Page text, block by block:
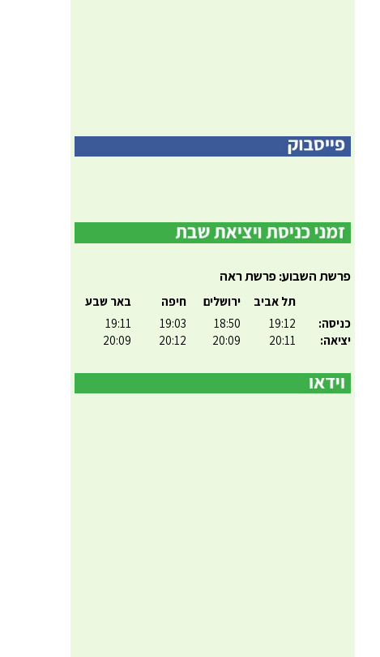
פרשת השבוע: פרשת ראה
כניסה:
יציאה:
תל אביב
19:12
20:11
ירושלים
18:50
20:09
חיפה
19:03
20:12
באר שבע
19:11
20:09